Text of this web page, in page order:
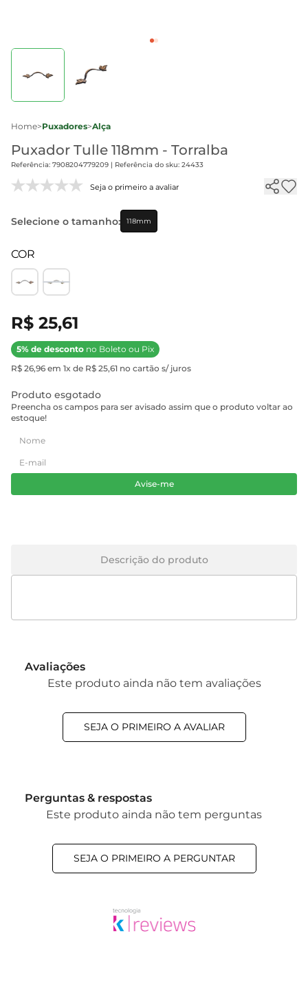
Home>Puxadores>Alça
Puxador Tulle 118mm - Torralba
Referência: 7908204779209 | Referência do sku: 24433
Seja o primeiro a avaliar
Selecione o tamanho: 118mm
COR
R$ 25,61
5% de desconto no Boleto ou Pix
R$ 26,96 em 1x de R$ 25,61 no cartão s/ juros
Produto esgotado
Preencha os campos para ser avisado assim que o produto voltar ao
estoque!
Avise-me
Descrição do produto
Avaliações
Este produto ainda não tem avaliações
SEJA O PRIMEIRO A AVALIAR
Perguntas & respostas
Este produto ainda não tem perguntas
SEJA O PRIMEIRO A PERGUNTAR